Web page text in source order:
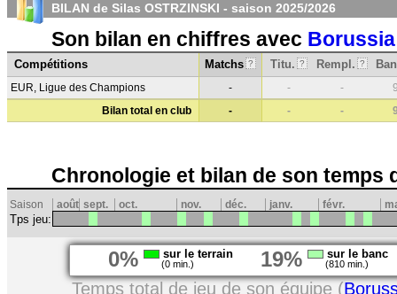
BILAN de Silas OSTRZINSKI - saison 2025/2026
Son bilan en chiffres avec
Compétitions Matchs ? Titu. ? Rempl. ?
EUR, Ligue des Champions - - -
Bilan total en club
- - -
Chronologie et bilan de son temps
Saison août sept. oct. nov. déc. janv. févr.
Tps jeu:
0% sur le terrain
(0 min.) 19% sur le banc
(810 min.)
Temps total de jeu de son équipe (